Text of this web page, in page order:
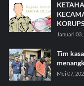
Januari 03,
Tim
Mei 07,